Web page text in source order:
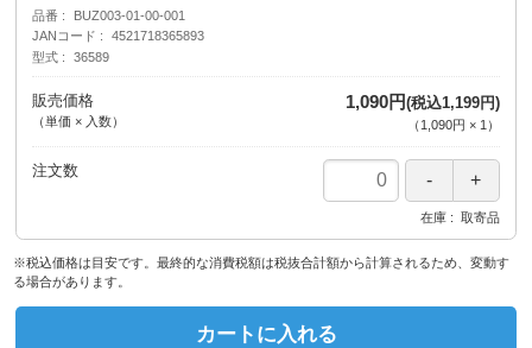
品番
BUZ003-01-00-001
JANコード
4521718365893
型式
36589
販売価格
（単価 × 入数）
1,090円(税込1,199円)
（ 1,090円 × 1 ）
注文数
在庫 取寄品
※税込価格は目安です。最終的な消費税額は税抜合計額から計算されるため、変動す
る場合があります。
カートに入れる